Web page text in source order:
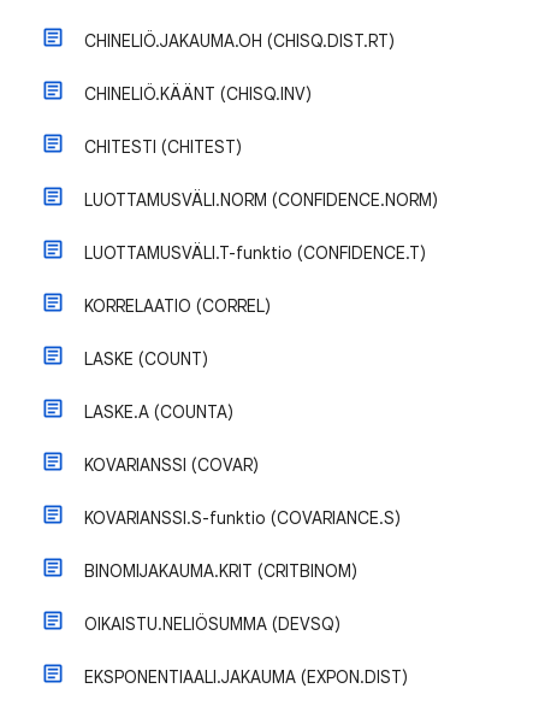
CHINELIÖ.JAKAUMA.OH (CHISQ.DIST.RT)
CHINELIÖ.KÄÄNT (CHISQ.INV)
CHITESTI (CHITEST)
LUOTTAMUSVÄLI.NORM (CONFIDENCE.NORM)
LUOTTAMUSVÄLI.T-funktio (CONFIDENCE.T)
KORRELAATIO (CORREL)
LASKE (COUNT)
LASKE.A (COUNTA)
KOVARIANSSI (COVAR)
KOVARIANSSI.S-funktio (COVARIANCE.S)
BINOMIJAKAUMA.KRIT (CRITBINOM)
OIKAISTU.NELIÖSUMMA (DEVSQ)
EKSPONENTIAALI.JAKAUMA (EXPON.DIST)